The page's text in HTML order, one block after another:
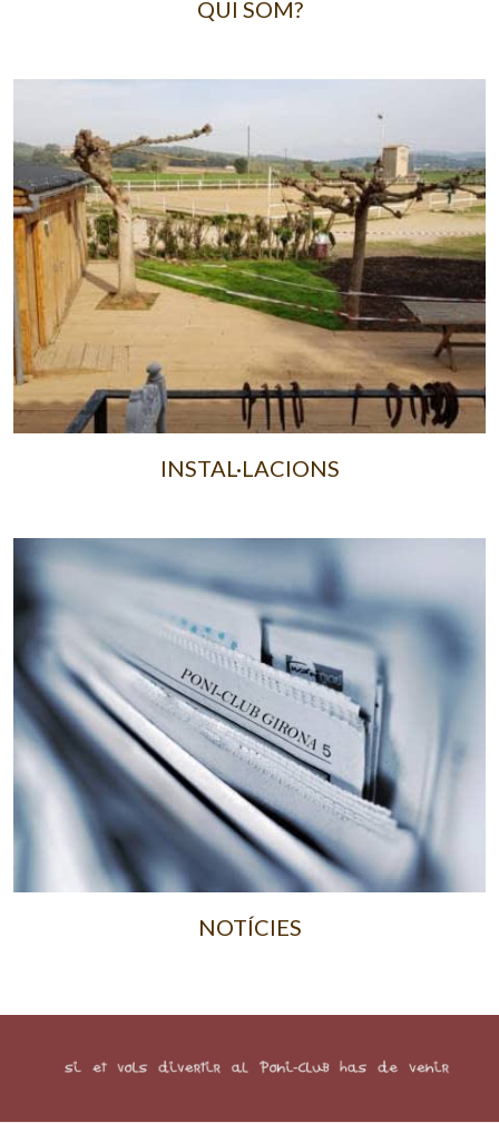
QUI SOM?
INSTAL·LACIONS
NOTÍCIES